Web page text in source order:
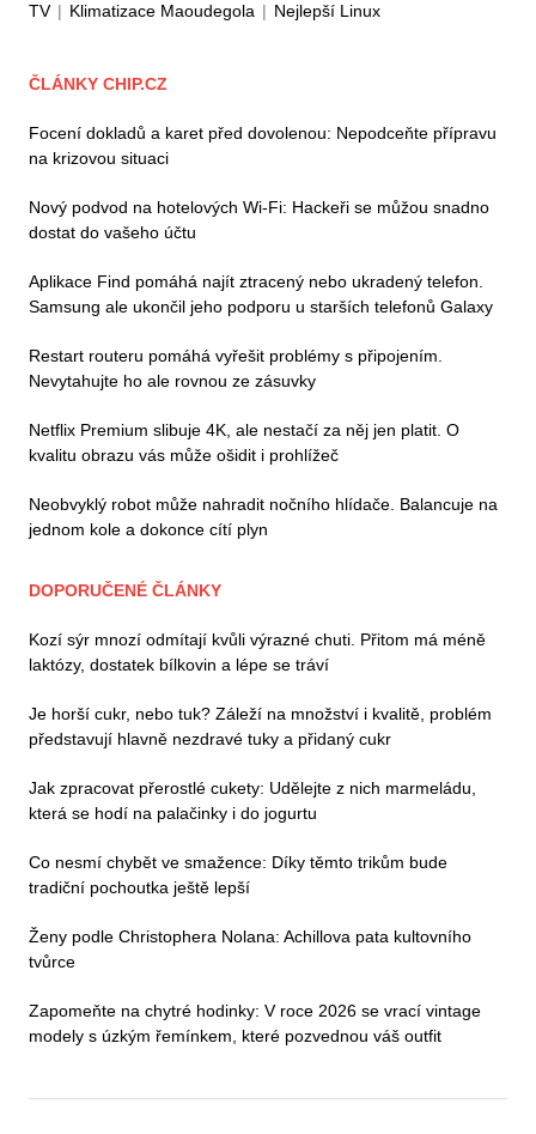
TV | Klimatizace Maoudegola | Nejlepší Linux
ČLÁNKY CHIP.CZ
Focení dokladů a karet před dovolenou: Nepodceňte přípravu
na krizovou situaci
Nový podvod na hotelových Wi-Fi: Hackeři se můžou snadno
dostat do vašeho účtu
Aplikace Find pomáhá najít ztracený nebo ukradený telefon.
Samsung ale ukončil jeho podporu u starších telefonů Galaxy
Restart routeru pomáhá vyřešit problémy s připojením.
Nevytahujte ho ale rovnou ze zásuvky
Netflix Premium slibuje 4K, ale nestačí za něj jen platit. O
kvalitu obrazu vás může ošidit i prohlížeč
Neobvyklý robot může nahradit nočního hlídače. Balancuje na
jednom kole a dokonce cítí plyn
DOPORUČENÉ ČLÁNKY
Kozí sýr mnozí odmítají kvůli výrazné chuti. Přitom má méně
laktózy, dostatek bílkovin a lépe se tráví
Je horší cukr, nebo tuk? Záleží na množství i kvalitě, problém
představují hlavně nezdravé tuky a přidaný cukr
Jak zpracovat přerostlé cukety: Udělejte z nich marmeládu,
která se hodí na palačinky i do jogurtu
Co nesmí chybět ve smažence: Díky těmto trikům bude
tradiční pochoutka ještě lepší
Ženy podle Christophera Nolana: Achillova pata kultovního
tvůrce
Zapomeňte na chytré hodinky: V roce 2026 se vrací vintage
modely s úzkým řemínkem, které pozvednou váš outfit